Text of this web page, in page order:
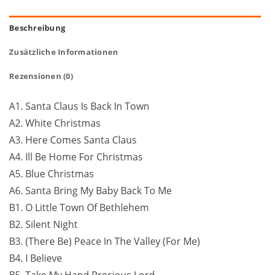
Beschreibung
Zusätzliche Informationen
Rezensionen (0)
A1. Santa Claus Is Back In Town
A2. White Christmas
A3. Here Comes Santa Claus
A4. Ill Be Home For Christmas
A5. Blue Christmas
A6. Santa Bring My Baby Back To Me
B1. O Little Town Of Bethlehem
B2. Silent Night
B3. (There Be) Peace In The Valley (For Me)
B4. I Believe